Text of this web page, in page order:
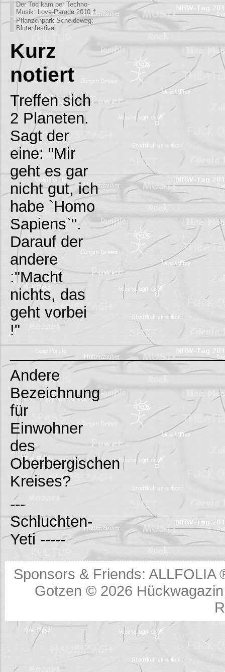
Der Tod kam per Techno-
Musik: Love-Parade 2010 †
Pflanzenpark Scheideweg:
Blütenfestival
Kurz
notiert
Treffen sich
2 Planeten.
Sagt der
eine: "Mir
geht es gar
nicht gut, ich
habe `Homo
Sapiens`".
Darauf der
andere
:"Macht
nichts, das
geht vorbei
!"
Andere
Bezeichnung
für
Einwohner
des
Oberbergischen
Kreises?
---
Schluchten-
Yeti -----
Sponsors & Friends:ALLFOLIA
Gotzen © 2026